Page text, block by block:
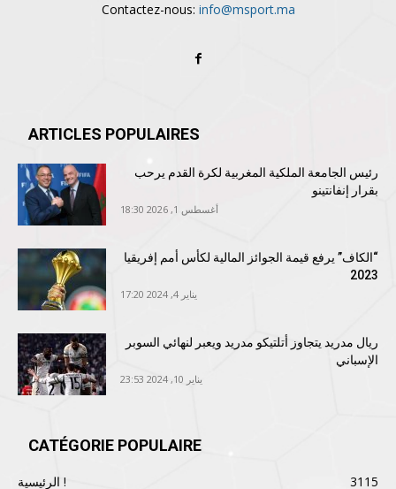
Contactez-nous: info@msport.ma
ARTICLES POPULAIRES
رئيس الجامعة الملكية المغربية لكرة القدم يرحب
بقرار إنفانتينو
أغسطس 1, 2026 18:30
“الكاف” يرفع قيمة الجوائز المالية لكأس أمم إفريقيا
2023
يناير 4, 2024 17:20
ريال مدريد يتجاوز أتلتيكو مدريد ويعبر لنهائي السوبر
الإسباني
يناير 10, 2024 23:53
CATÉGORIE POPULAIRE
الرئيسية ! 3115